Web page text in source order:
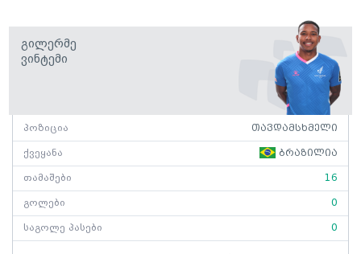
Გილერმე
Ვინტემი
პოზიცია თავდამსხმელი
ქვეყანა ბრაზილია
თამაშები 16
გოლები 0
საგოლე პასები 0